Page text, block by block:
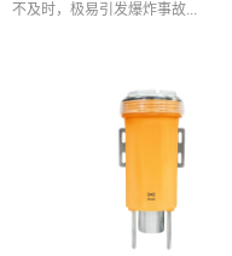
不及时，极易引发爆炸事故...